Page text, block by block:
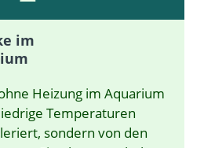
im
Heizung im Aquarium
Temperaturen
sondern von den